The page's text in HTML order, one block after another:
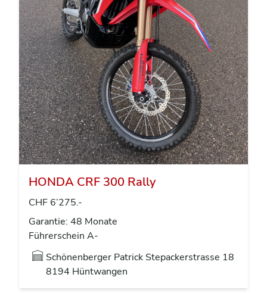
HONDA CRF 300 Rally
CHF 6’275.-
Garantie: 48 Monate
Führerschein A-
Schönenberger Patrick Stepackerstrasse 18
8194 Hüntwangen